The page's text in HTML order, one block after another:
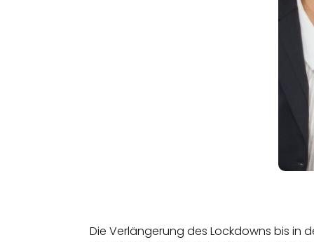
Die Verlängerung des Lockdowns bis in